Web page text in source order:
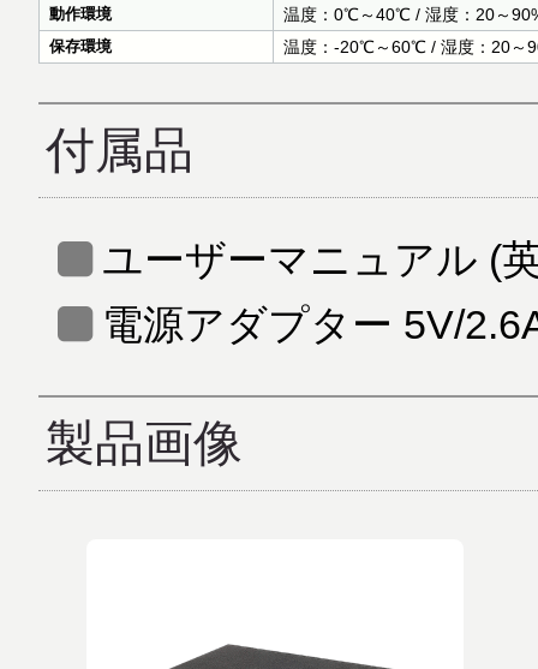
動作環境 温度：0℃～40℃ / 湿度：20～
保存環境 温度：-20℃～60℃ / 湿度：20～
付属品
ユーザーマニュアル (
電源アダプター 5V/
製品画像